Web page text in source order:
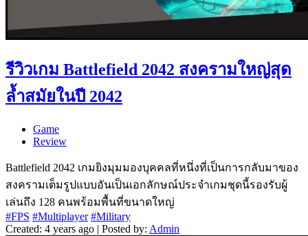
รีวิวเกม Battlefield 2042 สงครามใหญ่สุด
ล้ำสมัยในปี 2042
Game
Review
Battlefield 2042 เกมยิงมุมมองบุคคลที่หนึ่งที่เป็นการกลับมาของ
สงครามเต็มรูปแบบอันเป็นเอกลักษณ์ประจำเกมชุดนี้รองรับผู้
เล่นถึง 128 คนพร้อมพื้นที่ขนาดใหญ่
#FPS #Multiplayer #Military
Created: 4 years ago | Posted by: Admin